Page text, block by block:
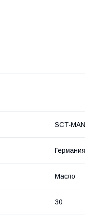
SCT-
Германия
Масло
30